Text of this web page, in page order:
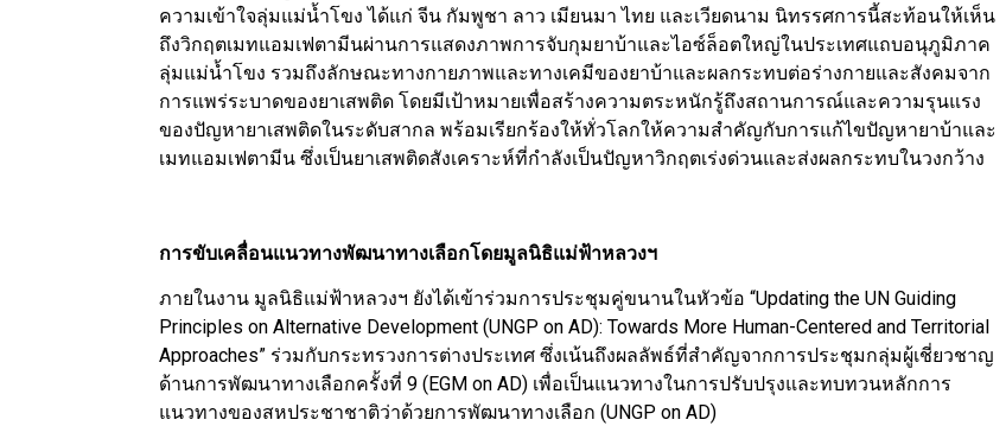
ความเข้าใจลุ่มแม่น้ำโขง ได้แก่ จีน กัมพูชา ลาว เมียนมา ไทย และเวียดนาม นิทรรศการนี้สะท้อนให้เห็น
ถึงวิกฤตเมทแอมเฟตามีนผ่านการแสดงภาพการจับกุมยาบ้าและไอซ์ล็อตใหญ่ในประเทศแถบอนุภูมิภาค
ลุ่มแม่น้ำโขง รวมถึงลักษณะทางกายภาพและทางเคมีของยาบ้าและผลกระทบต่อร่างกายและสังคมจาก
การแพร่ระบาดของยาเสพติด โดยมีเป้าหมายเพื่อสร้างความตระหนักรู้ถึงสถานการณ์และความรุนแรง
ของปัญหายาเสพติดในระดับสากล พร้อมเรียกร้องให้ทั่วโลกให้ความสำคัญกับการแก้ไขปัญหายาบ้าและ
เมทแอมเฟตามีน ซึ่งเป็นยาเสพติดสังเคราะห์ที่กำลังเป็นปัญหาวิกฤตเร่งด่วนและส่งผลกระทบในวงกว้าง
การขับเคลื่อนแนวทางพัฒนาทางเลือกโดยมูลนิธิแม่ฟ้าหลวงฯ
ภายในงาน มูลนิธิแม่ฟ้าหลวงฯ ยังได้เข้าร่วมการประชุมคู่ขนานในหัวข้อ “Updating the UN Guiding
Principles on Alternative Development (UNGP on AD): Towards More Human-Centered and Territorial
Approaches” ร่วมกับกระทรวงการต่างประเทศ ซึ่งเน้นถึงผลลัพธ์ที่สำคัญจากการประชุมกลุ่มผู้เชี่ยวชาญ
ด้านการพัฒนาทางเลือกครั้งที่ 9 (EGM on AD) เพื่อเป็นแนวทางในการปรับปรุงและทบทวนหลักการ
แนวทางของสหประชาชาติว่าด้วยการพัฒนาทางเลือก (UNGP on AD)